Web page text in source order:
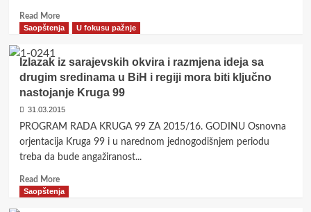
5
državnog dostojanstva
Read MoreRead
more
Kruga
99
neće
se
vlastitom
ogledalu,
prije
svega
Saopštenja U fokusu pažnje
Izlazak iz sarajevskih okvira i razmjena ideja sa
drugim sredinama u BiH i regiji mora biti ključno
nastojanje Kruga 99
31.03.2015
PROGRAM RADA KRUGA 99 ZA 2015/16. GODINU Osnovna
orjentacija Kruga 99 i u narednom jednogodišnjem periodu
treba da bude angažiranost...
Read MoreRead
more
Saopštenja